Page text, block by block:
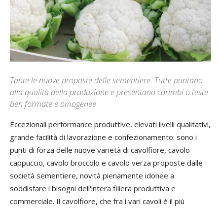
Tante le nuove proposte delle sementiere. Tutte puntano
alla qualità della produzione e presentano corimbi o teste
ben formate e omogenee
Eccezionali performance produttive, elevati livelli qualitativi,
grande facilità di lavorazione e confezionamento: sono i
punti di forza delle nuove varietà di cavolfiore, cavolo
cappuccio, cavolo broccolo e cavolo verza proposte dalle
società sementiere, novità pienamente idonee a
soddisfare i bisogni dell'intera filiera produttiva e
commerciale. Il cavolfiore, che fra i vari cavoli è il più